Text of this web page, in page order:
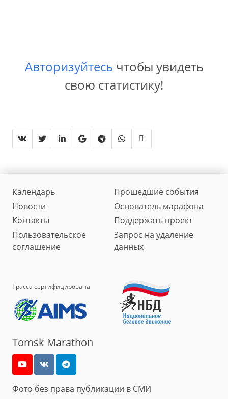
Авторизуйтесь чтобы увидеть
свою статистику!
Календарь
Прошедшие события
Новости
Основатель марафона
Контакты
Поддержать проект
Пользовательское
соглашение
Запрос на удаление
данных
Трасса сертифицирована
Tomsk Marathon
Фото без права публикации в СМИ